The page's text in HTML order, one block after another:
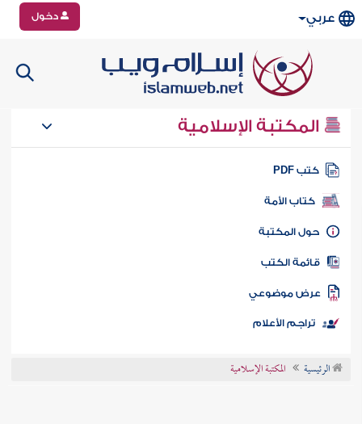
عربي دخول
المكتبة الإسلامية
كتب PDF
كتاب الأمة
المكتبة
الكتب
موضوعي
تراجم الأعلام
الرئيسية المكتبة الإسلامية